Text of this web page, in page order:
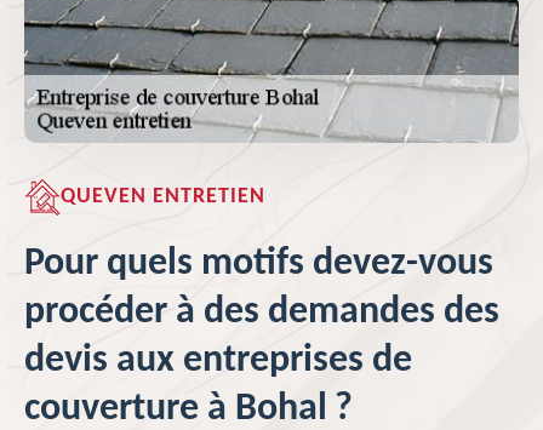
QUEVEN ENTRETIEN
Pour quels motifs devez-vous
procéder à des demandes des
devis aux entreprises de
couverture à Bohal ?